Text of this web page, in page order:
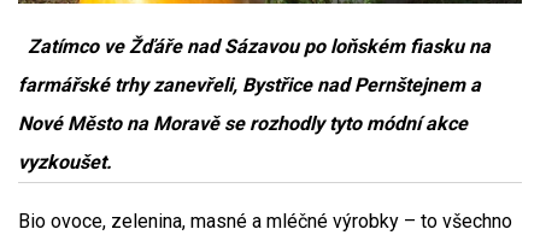
Zatímco ve Žďáře nad Sázavou po loňském fiasku na
farmářské trhy zanevřeli, Bystřice nad Pernštejnem a
Nové Město na Moravě se rozhodly tyto módní akce
vyzkoušet.
Bio ovoce, zelenina, masné a mléčné výrobky – to všechno